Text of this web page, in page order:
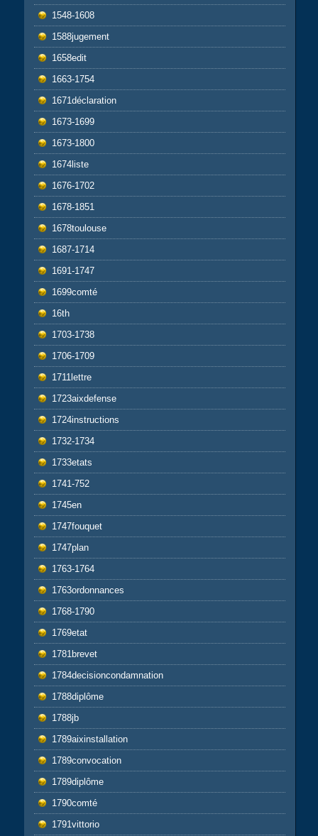
1548-1608
1588jugement
1658edit
1663-1754
1671déclaration
1673-1699
1673-1800
1674liste
1676-1702
1678-1851
1678toulouse
1687-1714
1691-1747
1699comté
16th
1703-1738
1706-1709
1711lettre
1723aixdefense
1724instructions
1732-1734
1733etats
1741-752
1745en
1747fouquet
1747plan
1763-1764
1763ordonnances
1768-1790
1769etat
1781brevet
1784decisioncondamnation
1788diplôme
1788jb
1789aixinstallation
1789convocation
1789diplôme
1790comté
1791vittorio